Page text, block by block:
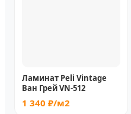
Ламинат Peli Vintage
Ван Грей VN-512
1 340 ₽/м2